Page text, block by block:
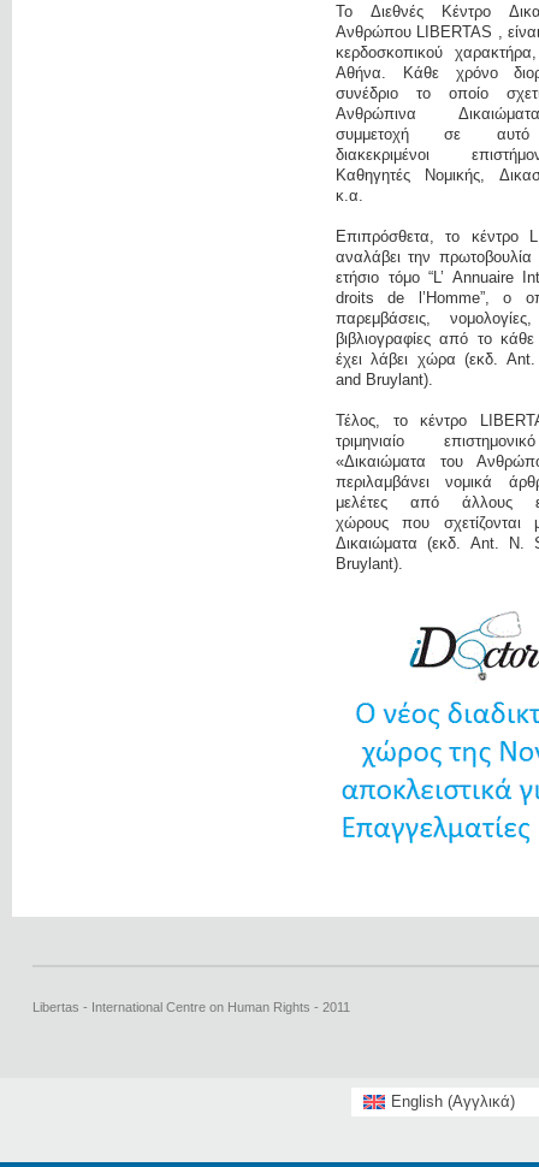
Το Διεθνές Κέντρο
Ανθρώπου LIBERTAS , είναι
κερδοσκοπικού
Αθήνα. Κάθε χρόνο
συνέδριο το οποίο
Ανθρώπινα
συμμετοχή σε αυτό
διακεκριμένοι
Καθηγητές Νομικής,
κ.α.
Επιπρόσθετα, το κέντρο
αναλάβει την πρωτοβουλία
ετήσιο τόμο “L’ Annuaire
droits de l’Homme”, ο
παρεμβάσεις,
βιβλιογραφίες από το
έχει λάβει χώρα (εκδ.
and Bruylant).
Τέλος, το κέντρο
τριμηνιαίο
«Δικαιώματα του
περιλαμβάνει νομικά
μελέτες από άλλους
χώρους που σχετίζονται
Δικαιώματα (εκδ. Ant. N.
Bruylant).
Libertas - International Centre on Human Rights - 2011
English(Αγγλικά)